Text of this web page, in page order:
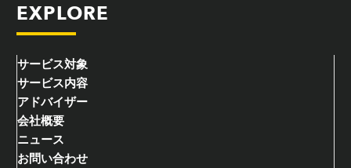
EXPLORE
サービス対象
サービス内容
アドバイザー
会社概要
ニュース
お問い合わせ